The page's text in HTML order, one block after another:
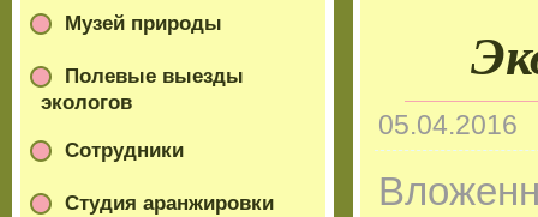
05.04.2016
Музей природы
Полевые выезды
экологов
Сотрудники
Студия аранжировки